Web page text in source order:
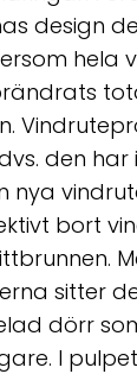
design
hela
den har
nya
bort
sitter
dörr
I